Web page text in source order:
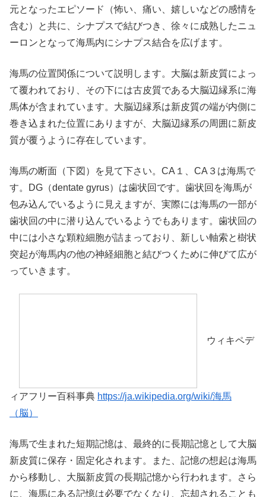
元となったエピソード（怖い、痛い、嬉しいなどの感情を
含む）と共に、シナプスで結びつき、徐々に成熟したニュ
ーロンとなって海馬内にシナプス結合を広げます。
海馬の位置関係について説明します。大脳は新皮質によっ
て覆われており、その下には古皮質である大脳辺縁系に海
馬体が含まれています。大脳辺縁系は新皮質の端が内側に
巻き込まれた位置にありますが、大脳辺縁系の周囲に新皮
質が覆うように存在しています。
海馬の断面（下図）を見て下さい。CA１、CA３は海馬で
す。DG（dentate gyrus）は歯状回です。歯状回を海馬が
包み込んでいるように見えますが、実際には海馬の一部が
歯状回の中に潜り込んでいるようでもあります。歯状回の
中には小さな顆粒細胞が詰まっており、新しい軸索と樹状
突起が海馬内の他の神経細胞と結びつくために伸びて広が
っていきます。
ウィキペデ
ィアフリー百科事典 https://ja.wikipedia.org/wiki/海馬
（脳）
海馬で生まれた短期記憶は、最終的に長期記憶として大脳
新皮質に保存・固定化されます。また、記憶の想起は海馬
から移動し、大脳新皮質の長期記憶から行われます。さら
に、海馬にある記憶は必要でなくなり、忘却されることも